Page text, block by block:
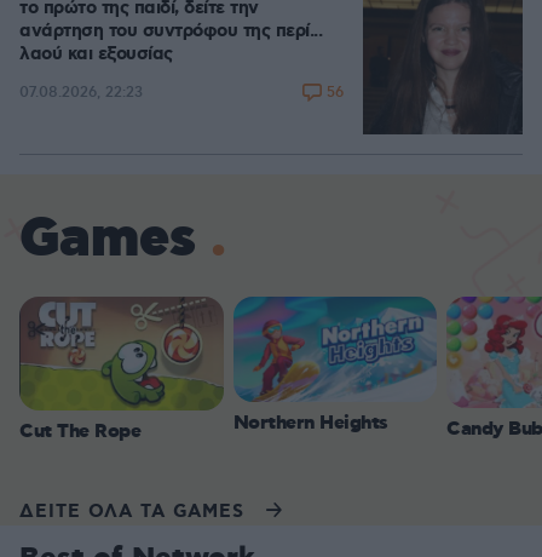
το πρώτο της παιδί, δείτε την
ανάρτηση του συντρόφου της περί...
λαού και εξουσίας
07.08.2026, 22:23 56
Games
Cut The Rope Northern Heights Candy
ΔΕΙΤΕ ΟΛΑ ΤΑ GAMES